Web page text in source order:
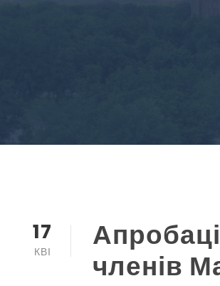
17
КВІ
членів